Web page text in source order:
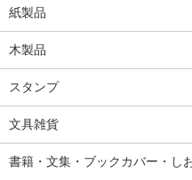
紙製品
木製品
スタンプ
文具雑貨
書籍・文集・ブックカバー・し